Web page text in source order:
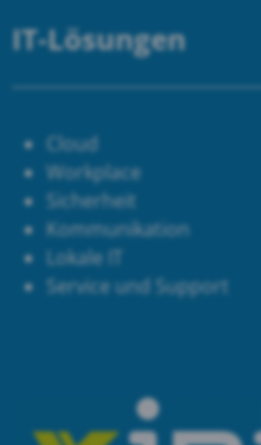
IT-Lösungen
Cloud
Workplace
Sicherheit
Kommunikation
Lokale IT
Service und Support